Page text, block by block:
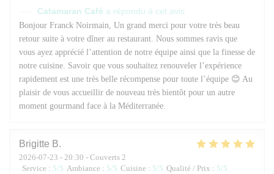
Catamaran Café a répondu à cet avis
Bonjour Franck Noirmain, Un grand merci pour votre très beau
retour suite à votre dîner au restaurant. Nous sommes ravis que
vous ayez apprécié l’attention de notre équipe ainsi que la finesse de
notre cuisine. Savoir que vous souhaitez renouveler l’expérience
rapidement est une très belle récompense pour toute l’équipe 😊 Au
plaisir de vous accueillir de nouveau très bientôt pour un autre
moment gourmand face à la Méditerranée.
Brigitte B
2026-07-23 - 20:30 - Couverts 2
Service : 5/5 Ambiance : 5/5 Cuisine : 5/5 Qualité / Prix : 5/5